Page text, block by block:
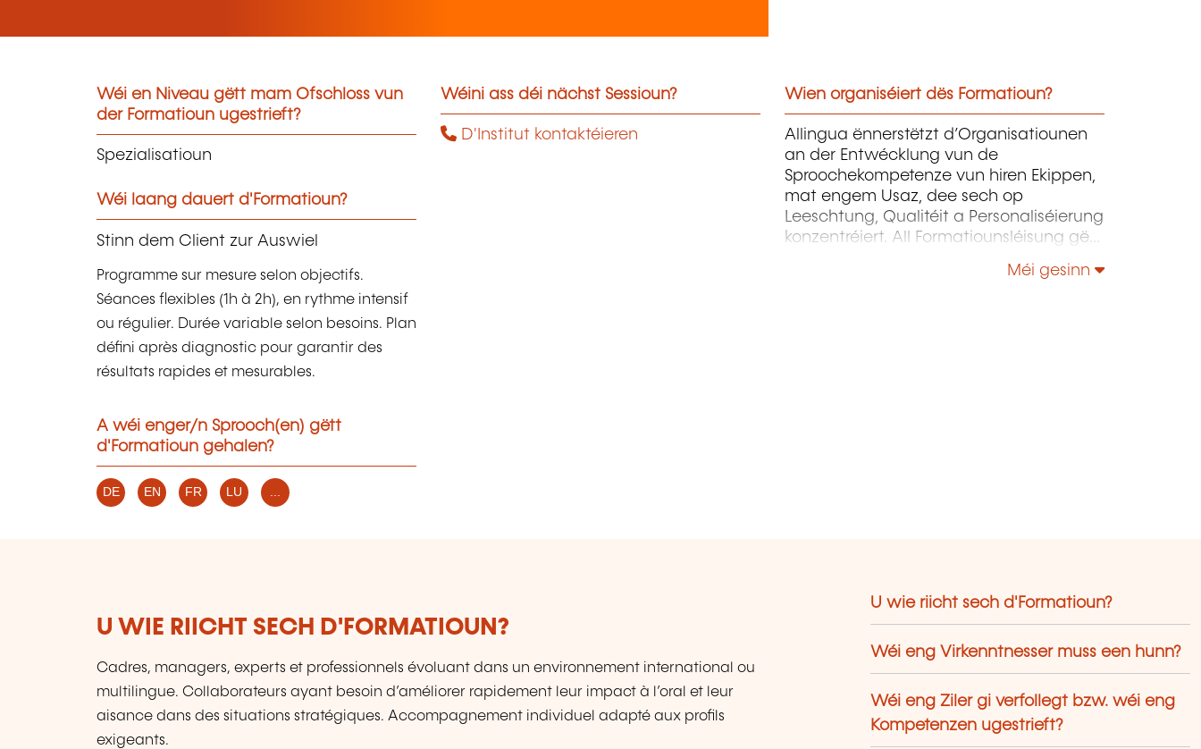
Wéi en Niveau gëtt mam Ofschloss vun
der Formatioun ugestrieft?
Spezialisatioun
Wéi laang dauert d'Formatioun?
Stinn dem Client zur Auswiel
Programme sur mesure selon objectifs.
Séances flexibles (1h à 2h), en rythme intensif
ou régulier. Durée variable selon besoins. Plan
défini après diagnostic pour garantir des
résultats rapides et mesurables.
A wéi enger/n Sprooch(en) gëtt
d'Formatioun gehalen?
DE EN FR LU ...
Wéini ass déi nächst Sessioun?
D'Institut kontaktéieren
Wien organiséiert dës Formatioun?
Allingua ënnerstëtzt d’Organisatiounen
an der Entwécklung vun de
Sproochekompetenze vun hiren Ekippen,
mat engem Usaz, dee sech op
Leeschtung, Qualitéit a Personaliséierung
konzentréiert. All Formatiounsléisung gëtt
Besoineanalyse bis zur Evaluatioun vun
Méi gesinn
U WIE RIICHT SECH D'FORMATIOUN?
Cadres, managers, experts et professionnels évoluant dans un environnement international ou
multilingue. Collaborateurs ayant besoin d’améliorer rapidement leur impact à l’oral et leur
aisance dans des situations stratégiques. Accompagnement individuel adapté aux profils
exigeants.
U wie riicht sech d'Formatioun?
Wéi eng Virkenntnesser muss een hunn?
Wéi eng Ziler gi verfollegt bzw. wéi eng
Kompetenzen ugestrieft?